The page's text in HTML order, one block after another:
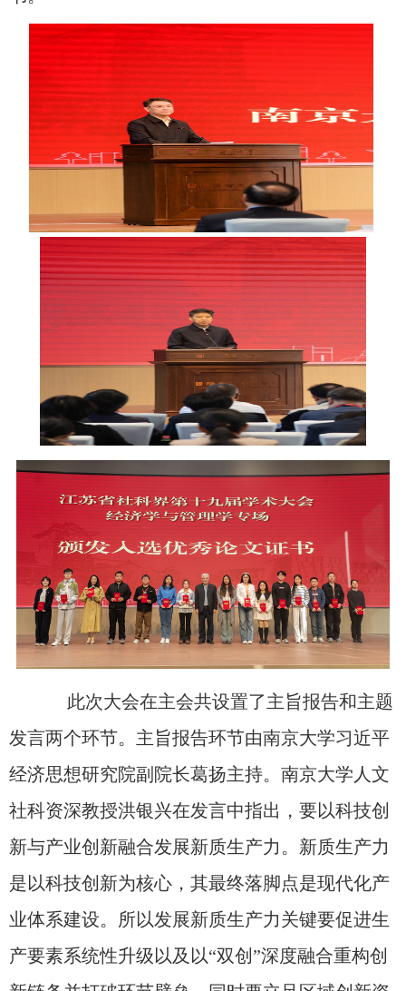
此次大会在主会共设置了主旨报告和主题
发言两个环节。主旨报告环节由南京大学习近平
经济思想研究院副院长葛扬主持。南京大学人文
社科资深教授洪银兴在发言中指出，要以科技创
新与产业创新融合发展新质生产力。新质生产力
是以科技创新为核心，其最终落脚点是现代化产
业体系建设。所以发展新质生产力关键要促进生
产要素系统性升级以及以“双创”深度融合重构创